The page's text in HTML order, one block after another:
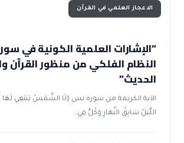
الاعجاز العلمي في القرآن
“الإشارات العلمية الكونية في
النظام الفلكي من منظور القرآن
الحديث”
الآية الكريمة من سورة يس {لَا الشَّمْسُ يَنبَغِي لَهَا
اللَّيْلُ سَابِقُ النَّهَارِ وَكُلٌّ فِي…